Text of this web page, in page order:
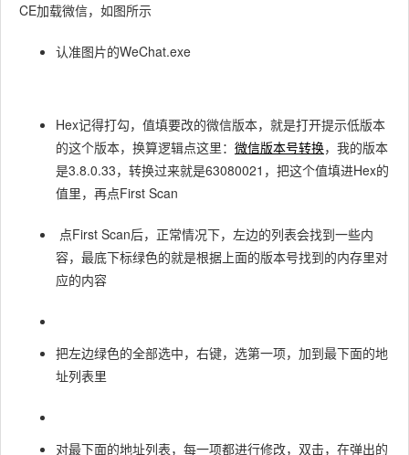
CE加载微信，如图所示
认准图片的WeChat.exe
Hex记得打勾，值填要改的微信版本，就是打开提示低版本
的这个版本，换算逻辑点这里： 微信版本号转换，我的版本
是3.8.0.33，转换过来就是63080021，把这个值填进Hex的
值里，再点First Scan
点First Scan后，正常情况下，左边的列表会找到一些内
容，最底下标绿色的就是根据上面的版本号找到的内存里对
应的内容
把左边绿色的全部选中，右键，选第一项，加到最下面的地
址列表里
对最下面的地址列表，每一项都进行修改，双击，在弹出的